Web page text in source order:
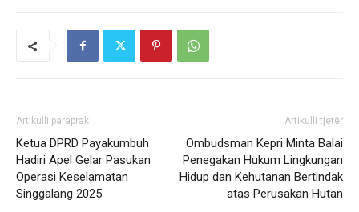
Artikulli paraprak
Ketua DPRD Payakumbuh
Hadiri Apel Gelar Pasukan
Operasi Keselamatan
Singgalang 2025
Artikulli tjetër
Ombudsman Kepri Minta Balai
Penegakan Hukum Lingkungan
Hidup dan Kehutanan Bertindak
atas Perusakan Hutan